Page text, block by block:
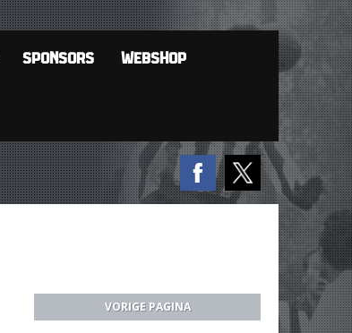
SPONSORS WEBSHOP
VORIGE PAGINA